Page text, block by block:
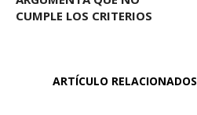
CUMPLE LOS CRITERIOS
ARTÍCULO RELACIONADOS